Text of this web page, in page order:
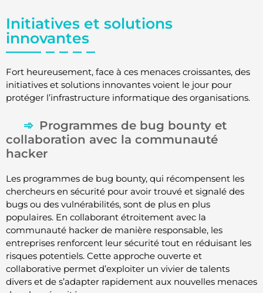
Initiatives et solutions
innovantes
Fort heureusement, face à ces menaces croissantes, des
initiatives et solutions innovantes voient le jour pour
protéger l’infrastructure informatique des organisations.
Programmes de bug bounty et
collaboration avec la communauté
hacker
Les programmes de bug bounty, qui récompensent les
chercheurs en sécurité pour avoir trouvé et signalé des
bugs ou des vulnérabilités, sont de plus en plus
populaires. En collaborant étroitement avec la
communauté hacker de manière responsable, les
entreprises renforcent leur sécurité tout en réduisant les
risques potentiels. Cette approche ouverte et
collaborative permet d’exploiter un vivier de talents
divers et de s’adapter rapidement aux nouvelles menaces